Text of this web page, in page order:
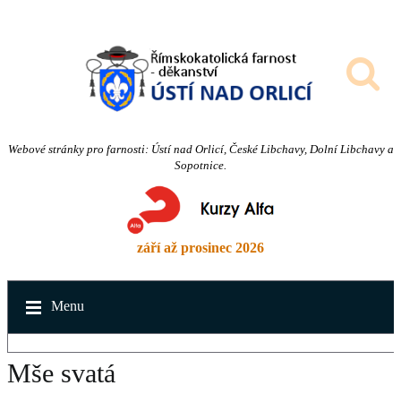
Webové stránky pro farnosti: Ústí nad Orlicí, České Libchavy, Dolní Libchavy a
Sopotnice.
září až prosinec 2026
Menu
Mše svatá